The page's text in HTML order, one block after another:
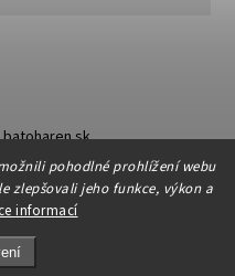
pohodlné prohlížení webu
zlepšovali jeho funkce, výkon a
informací
batoharen.sk